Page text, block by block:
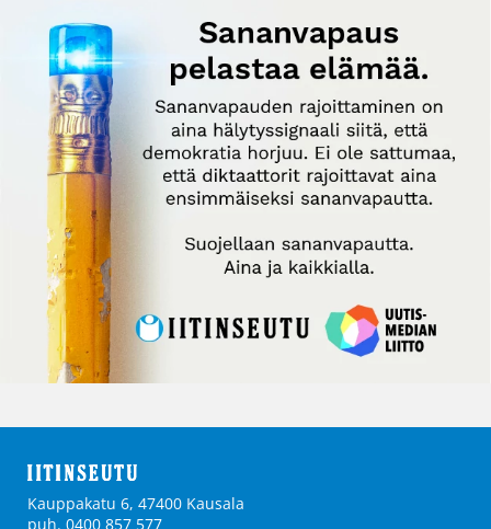
Kauppakatu 6, 47400 Kausala
puh. 0400 857 577